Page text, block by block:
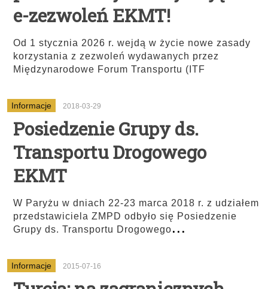
e-zezwoleń EKMT!
Od 1 stycznia 2026 r. wejdą w życie nowe zasady
korzystania z zezwoleń wydawanych przez
Międzynarodowe Forum Transportu (ITF
Informacje 2018-03-29
Posiedzenie Grupy ds.
Transportu Drogowego
EKMT
W Paryżu w dniach 22-23 marca 2018 r. z udziałem
przedstawiciela ZMPD odbyło się Posiedzenie
Grupy ds. Transportu Drogowego...
Informacje 2015-07-16